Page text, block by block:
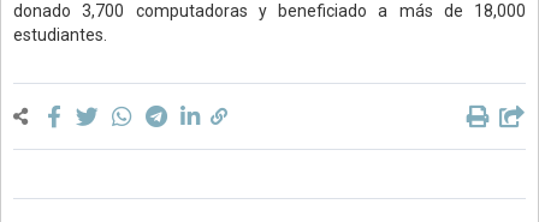
donado 3,700 computadoras y beneficiado a más de 18,000
estudiantes.